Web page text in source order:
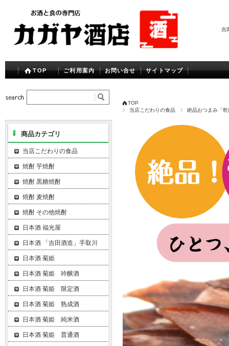
吉
TOP ご利用案内 お問い合せ サイトマップ
TOP
当店こだわりの食品
絶品おつまみ「
商品カテゴリ
当店こだわりの食品
焼酎 芋焼酎
焼酎 黒糖焼酎
焼酎 麦焼酎
焼酎 その他焼酎
日本酒 福光屋
日本酒 「吉田酒造」手取川
日本酒 菊姫
日本酒 菊姫 吟醸酒
日本酒 菊姫 限定酒
日本酒 菊姫 熟成酒
日本酒 菊姫 純米酒
日本酒 菊姫 普通酒